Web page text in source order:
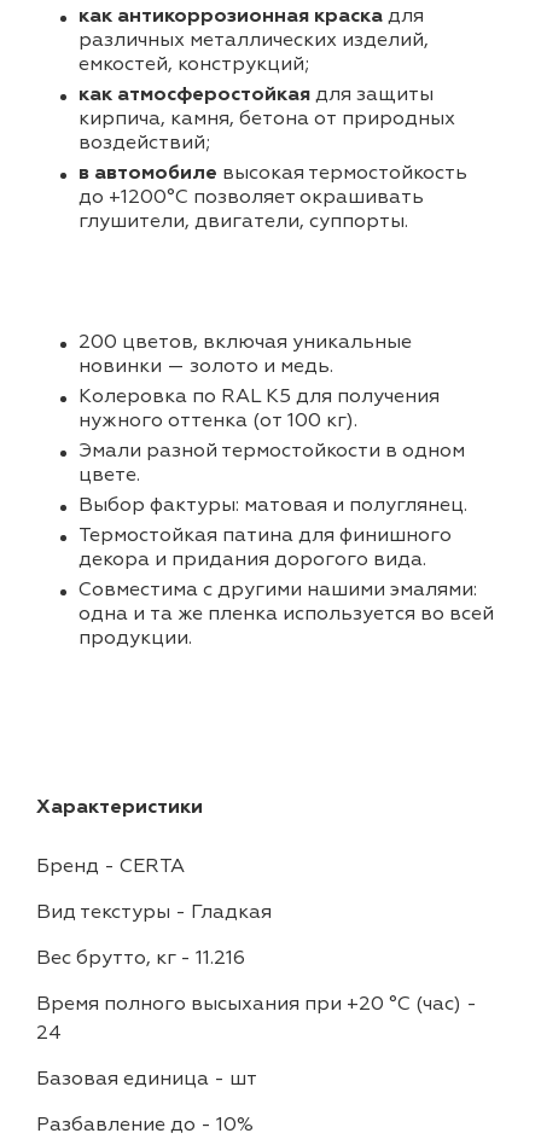
как антикоррозионная краска для
различных металлических изделий,
емкостей, конструкций;
как атмосферостойкая для защиты
кирпича, камня, бетона от природных
воздействий;
в автомобиле высокая термостойкость
до +1200°С позволяет окрашивать
глушители, двигатели, суппорты.
200 цветов, включая уникальные
новинки — золото и медь.
Колеровка по RAL K5 для получения
нужного оттенка (от 100 кг).
Эмали разной термостойкости в одном
цвете.
Выбор фактуры: матовая и полуглянец.
Термостойкая патина для финишного
декора и придания дорогого вида.
Совместима с другими нашими эмалями:
одна и та же пленка используется во всей
продукции.
Характеристики
Бренд - CERTA
Вид текстуры - Гладкая
Вес брутто, кг - 11.216
Время полного высыхания при +20 °С (час) -
24
Базовая единица - шт
Разбавление до - 10%